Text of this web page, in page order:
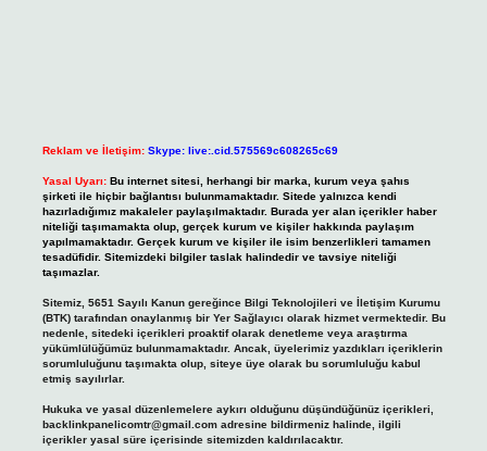
Reklam ve İletişim: Skype: live:.cid.575569c608265c69
Yasal Uyarı: Bu internet sitesi, herhangi bir marka, kurum veya şahıs
şirketi ile hiçbir bağlantısı bulunmamaktadır. Sitede yalnızca kendi
hazırladığımız makaleler paylaşılmaktadır. Burada yer alan içerikler haber
niteliği taşımamakta olup, gerçek kurum ve kişiler hakkında paylaşım
yapılmamaktadır. Gerçek kurum ve kişiler ile isim benzerlikleri tamamen
tesadüfidir. Sitemizdeki bilgiler taslak halindedir ve tavsiye niteliği
taşımazlar.
Sitemiz, 5651 Sayılı Kanun gereğince Bilgi Teknolojileri ve İletişim Kurumu
(BTK) tarafından onaylanmış bir Yer Sağlayıcı olarak hizmet vermektedir. Bu
nedenle, sitedeki içerikleri proaktif olarak denetleme veya araştırma
yükümlülüğümüz bulunmamaktadır. Ancak, üyelerimiz yazdıkları içeriklerin
sorumluluğunu taşımakta olup, siteye üye olarak bu sorumluluğu kabul
etmiş sayılırlar.
Hukuka ve yasal düzenlemelere aykırı olduğunu düşündüğünüz içerikleri,
backlinkpanelicomtr@gmail.comadresine bildirmeniz halinde, ilgili
içerikler yasal süre içerisinde sitemizden kaldırılacaktır.